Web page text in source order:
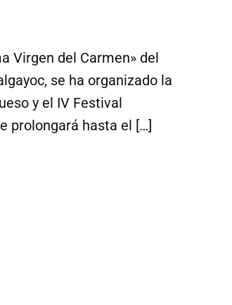
Virgen del Carmen» del
se ha organizado la
y el IV Festival
prolongará hasta el […]